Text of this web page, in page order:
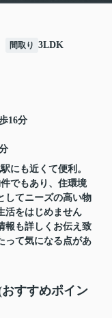
間取り 3LDK
16分
にも近くて便利。
でもあり、住環境
してニーズの高い物
活をはじめません
報も詳しくお伝え致
って気になる点があ
すすめポイン